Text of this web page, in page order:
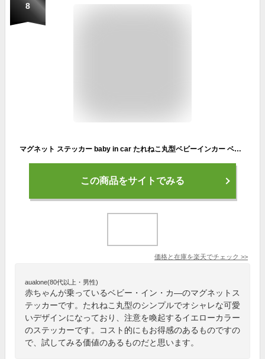
8
マグネット ステッカー baby in car たれねこ丸型ベビーインカー ベイビーインカー 赤ちゃんが乗っています 赤ちゃんが乗ってます かわいい 車 おしゃれ 3000円以上の購入でゆうパケット又は定型外郵便に限り送料無料です！ 楽天 通販 【文字変更対象商品】
この商品をサイトでみる
価格と在庫を楽天でチェック >>
aualone(80代以上・男性)
赤ちゃんが乗っているベビー・イン・カ―のマグネットス
テッカーです。たれねこ丸型のシンプルでオシャレな可愛
いデザインになっており、注意を喚起するイエローカラー
のステッカーです。コスト的にもお得感のあるものですの
で、試してみる価値のあるものだと思います。